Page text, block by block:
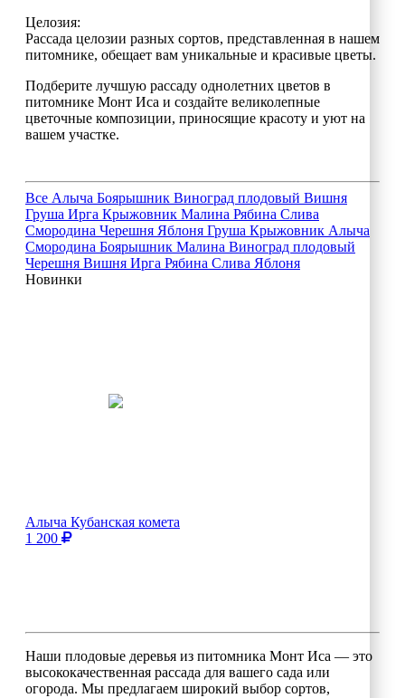
Целозия:
Рассада целозии разных сортов, представленная в нашем
питомнике, обещает вам уникальные и красивые цветы.
Подберите лучшую рассаду однолетних цветов в
питомнике Монт Иса и создайте великолепные
цветочные композиции, приносящие красоту и уют на
вашем участке.
Все Алыча Боярышник Виноград плодовый Вишня
Груша Ирга Крыжовник Малина Рябина Слива
Смородина Черешня Яблоня Груша Крыжовник Алыча
Смородина Боярышник Малина Виноград плодовый
Черешня Вишня Ирга Рябина Слива Яблоня
Новинки
Алыча Кубанская комета
1 200
Наши плодовые деревья из питомника Монт Иса — это
высококачественная рассада для вашего сада или
огорода. Мы предлагаем широкий выбор сортов,